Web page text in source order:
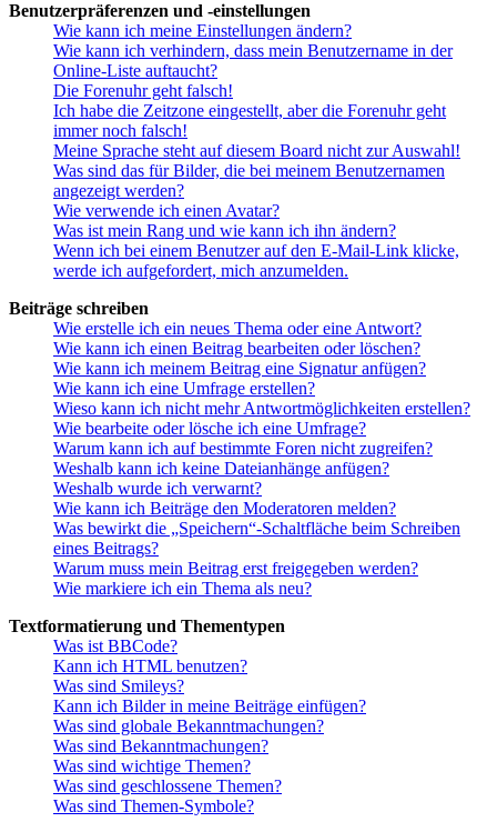
Benutzerpräferenzen und -einstellungen
Wie kann ich meine Einstellungen ändern?
Wie kann ich verhindern, dass mein Benutzername in der
Online-Liste auftaucht?
Die Forenuhr geht falsch!
Ich habe die Zeitzone eingestellt, aber die Forenuhr geht
immer noch falsch!
Meine Sprache steht auf diesem Board nicht zur Auswahl!
Was sind das für Bilder, die bei meinem Benutzernamen
angezeigt werden?
Wie verwende ich einen Avatar?
Was ist mein Rang und wie kann ich ihn ändern?
Wenn ich bei einem Benutzer auf den E-Mail-Link klicke,
werde ich aufgefordert, mich anzumelden.
Beiträge schreiben
Wie erstelle ich ein neues Thema oder eine Antwort?
Wie kann ich einen Beitrag bearbeiten oder löschen?
Wie kann ich meinem Beitrag eine Signatur anfügen?
Wie kann ich eine Umfrage erstellen?
Wieso kann ich nicht mehr Antwortmöglichkeiten erstellen?
Wie bearbeite oder lösche ich eine Umfrage?
Warum kann ich auf bestimmte Foren nicht zugreifen?
Weshalb kann ich keine Dateianhänge anfügen?
Weshalb wurde ich verwarnt?
Wie kann ich Beiträge den Moderatoren melden?
Was bewirkt die „Speichern“-Schaltfläche beim Schreiben
eines Beitrags?
Warum muss mein Beitrag erst freigegeben werden?
Wie markiere ich ein Thema als neu?
Textformatierung und Thementypen
Was ist BBCode?
Kann ich HTML benutzen?
Was sind Smileys?
Kann ich Bilder in meine Beiträge einfügen?
Was sind globale Bekanntmachungen?
Was sind Bekanntmachungen?
Was sind wichtige Themen?
Was sind geschlossene Themen?
Was sind Themen-Symbole?